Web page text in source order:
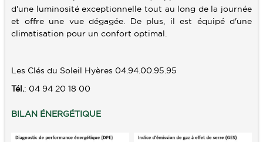
d'une luminosité exceptionnelle tout au long de la journée
et offre une vue dégagée. De plus, il est équipé d'une
climatisation pour un confort optimal.
Les Clés du Soleil Hyères 04.94.00.95.95
Tél.: 04 94 20 18 00
BILAN ÉNERGÉTIQUE